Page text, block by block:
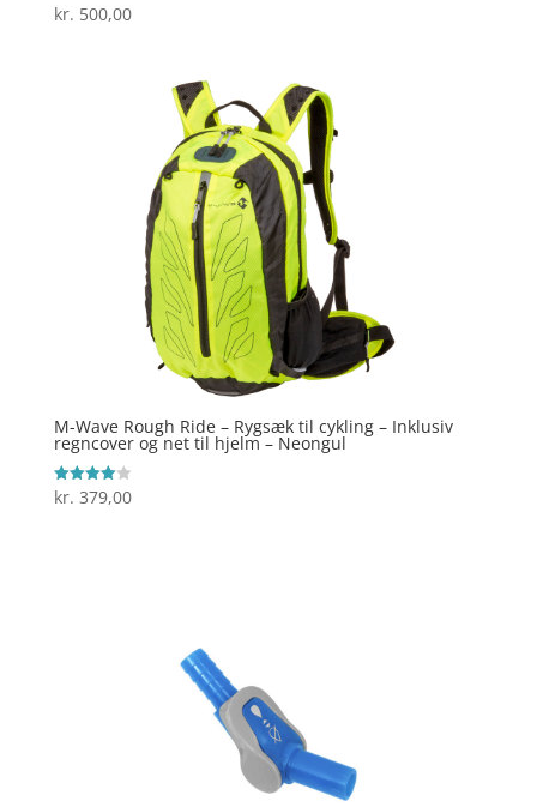
Vurderet
4
kr. 500,00
M-Wave Rough Ride – Rygsæk til cykling – Inklusiv
regncover og net til hjelm – Neongul
Vurderet
4
kr. 379,00